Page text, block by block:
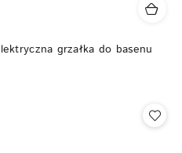
grzałka do basenu